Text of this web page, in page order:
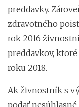
preddavky.
zdravotného
rok 2016
preddavkov,
roku 2018.
Ak živnostník s
podať nesúhlasné